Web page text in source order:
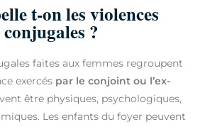
t-on les violences
conjugales ?
faites aux femmes regroupent
exercés par le conjoint ou l’ex-
être physiques, psychologiques,
Les enfants du foyer peuvent